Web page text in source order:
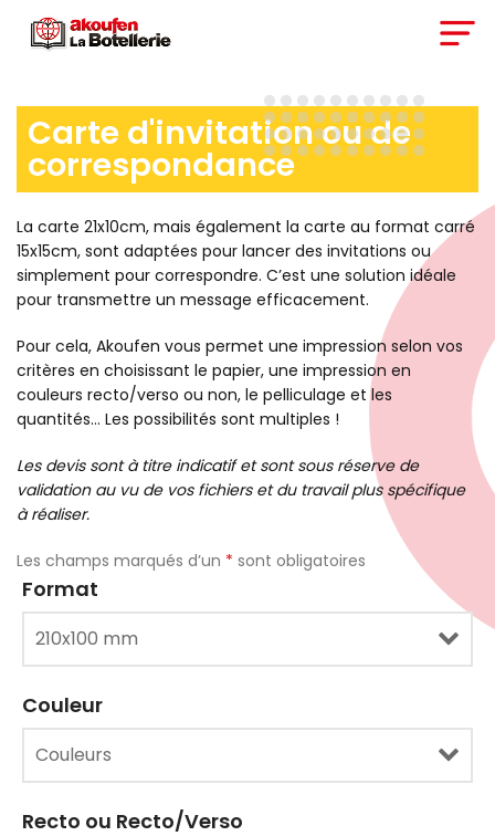
Carte d'invitation ou de
correspondance
La carte 21x10cm, mais également la carte au format carré
15x15cm, sont adaptées pour lancer des invitations ou
simplement pour correspondre. C’est une solution idéale
pour transmettre un message efficacement.
Pour cela, Akoufen vous permet une impression selon vos
critères en choisissant le papier, une impression en
couleurs recto/verso ou non, le pelliculage et les
quantités… Les possibilités sont multiples !
Les devis sont à titre indicatif et sont sous réserve de
validation au vu de vos fichiers et du travail plus spécifique
à réaliser.
Les champs marqués d’un * sont obligatoires
Format
Couleur
Recto ou Recto/Verso